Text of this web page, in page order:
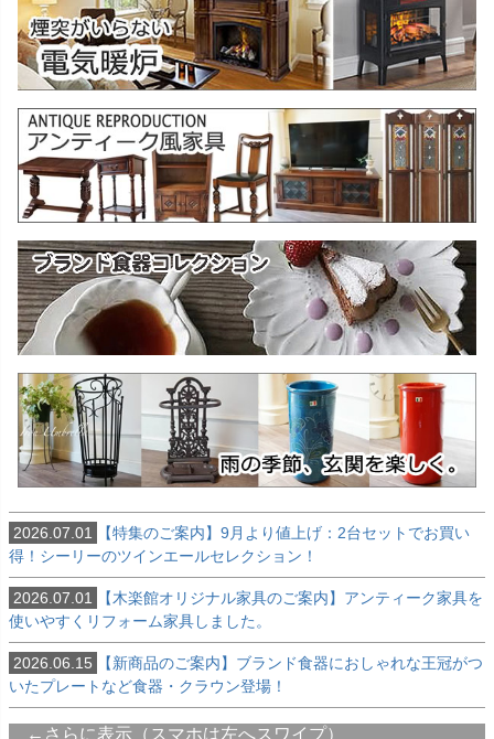
2026.07.01
【特集のご案内】9月より値上げ：2台セットでお買い
得！シーリーのツインエールセレクション！
2026.07.01
【木楽館オリジナル家具のご案内】アンティーク家具を
使いやすくリフォーム家具しました。
2026.06.15
【新商品のご案内】ブランド食器におしゃれな王冠がつ
いたプレートなど食器・クラウン登場！